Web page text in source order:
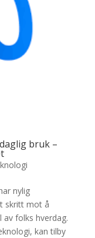
bruk –
nylig
skritt mot å
av folks hverdag.
kan tilby